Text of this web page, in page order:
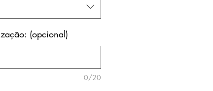
(opcional)
0/20